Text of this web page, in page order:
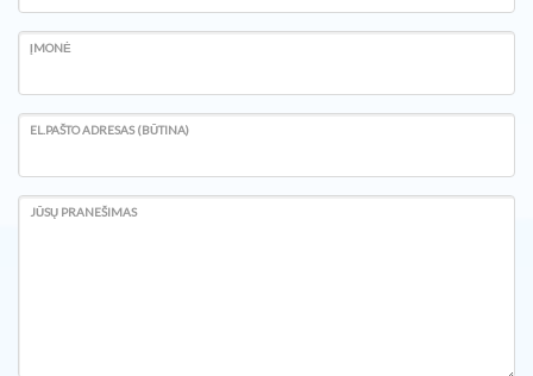
ĮMONĖ
EL.PAŠTO ADRESAS (BŪTINA)
JŪSŲ PRANEŠIMAS